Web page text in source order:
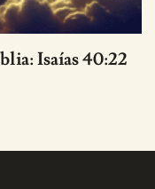
Isaías 40:22